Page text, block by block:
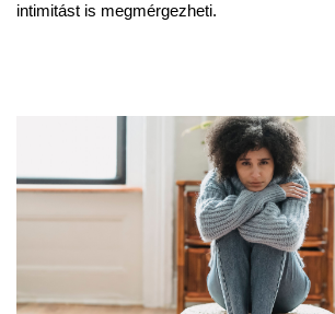
intimitást is megmérgezheti.